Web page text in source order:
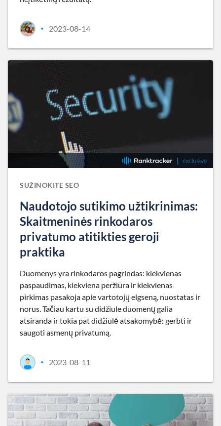
• 2023-08-14
SUŽINOKITE SEO
Naudotojo sutikimo užtikrinimas:
Skaitmeninės rinkodaros
privatumo atitikties geroji
praktika
Duomenys yra rinkodaros pagrindas: kiekvienas
paspaudimas, kiekviena peržiūra ir kiekvienas
pirkimas pasakoja apie vartotojų elgseną, nuostatas ir
norus. Tačiau kartu su didžiule duomenų galia
atsiranda ir tokia pat didžiulė atsakomybė: gerbti ir
saugoti asmenų privatumą.
• 2023-08-11